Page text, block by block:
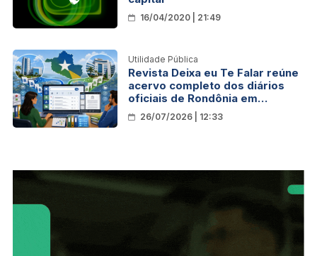
16/04/2020 | 21:49
Utilidade Pública
Revista Deixa eu Te Falar reúne
acervo completo dos diários
oficiais de Rondônia em
plataforma gratuita
26/07/2026 | 12:33